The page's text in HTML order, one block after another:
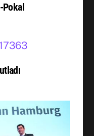
Pokal